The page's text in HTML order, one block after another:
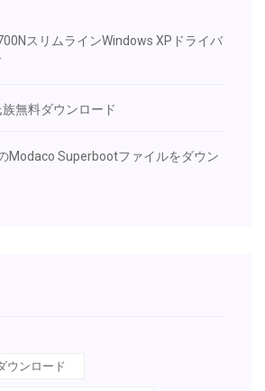
スリムラインWindows XPドライバ
無料ダウンロード
Modaco Superbootファイルをダウン
ウンロード